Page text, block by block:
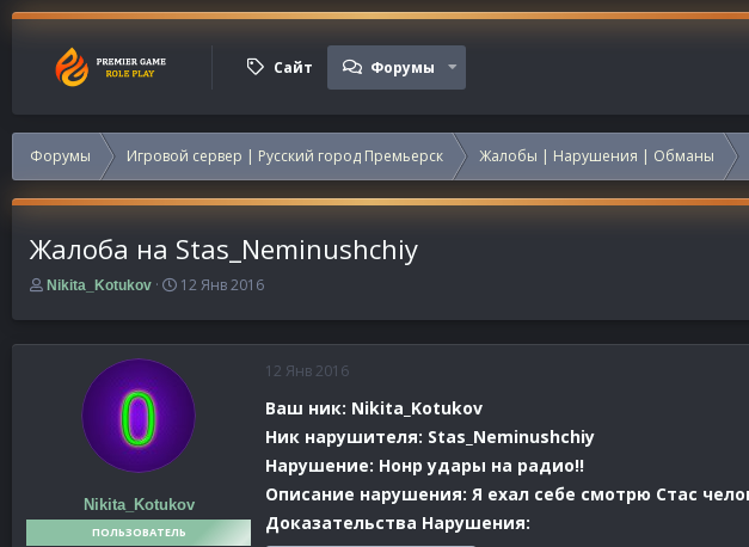
Сайт Форумы
Форумы Игровой сервер | Русский город Премьерск Жалобы | Нарушения | Обманы
Жалоба на Stas_Neminushchiy
А
т
о
Nikita_Kotukov
Д
т
а
а
л
12 Янв 2016
Nikita_Kotukov
ПОЛЬЗОВАТЕЛЬ
12 Янв 2016
Ваш ник: Nikita_Kotukov
Ник нарушителя: Stas_Neminushchiy
Нарушение: Нонр удары на радио!!
Описание нарушения: Я ехал себе смотрю Стас
Доказательства Нарушения: